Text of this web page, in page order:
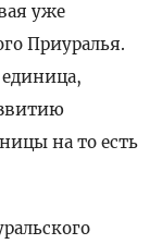
уже
Приуралья.
на то есть